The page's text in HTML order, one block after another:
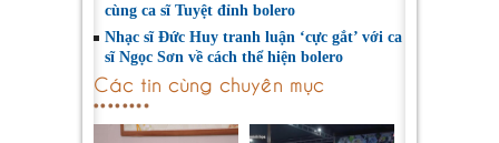
cùng ca sĩ Tuyệt đỉnh bolero
Nhạc sĩ Đức Huy tranh luận ‘cực gắt’ với ca
sĩ Ngọc Sơn về cách thể hiện bolero
Các tin cùng chuyên mục